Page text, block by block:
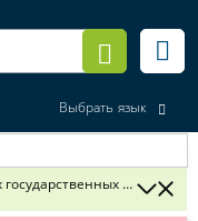
Выбрать язык
закупок